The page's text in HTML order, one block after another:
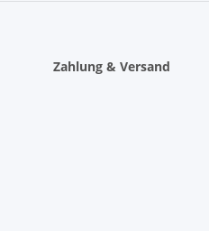
Zahlung & Versand